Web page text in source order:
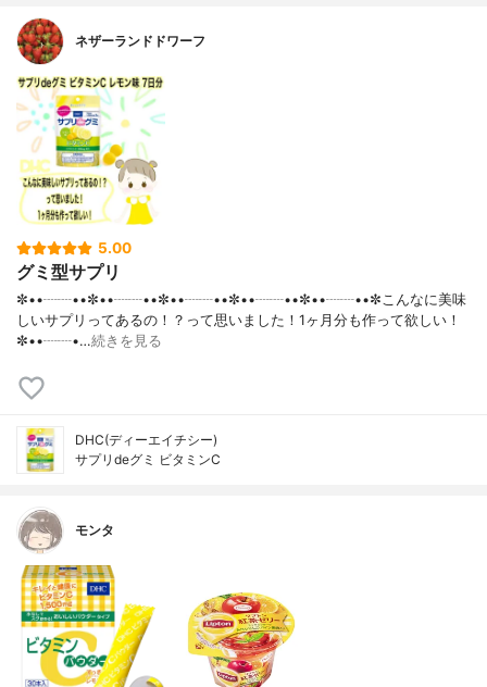
ネザーランドドワーフ
5.00
グミ型サプリ
✼••┈┈••✼••┈┈••✼••┈┈••✼••┈┈••✼••┈┈••✼こんなに美味
しいサプリってあるの！？って思いました！1ヶ月分も作って欲しい！
✼••┈┈•…続きを見る
DHC(ディーエイチシー)
サプリdeグミ ビタミンC
モンタ